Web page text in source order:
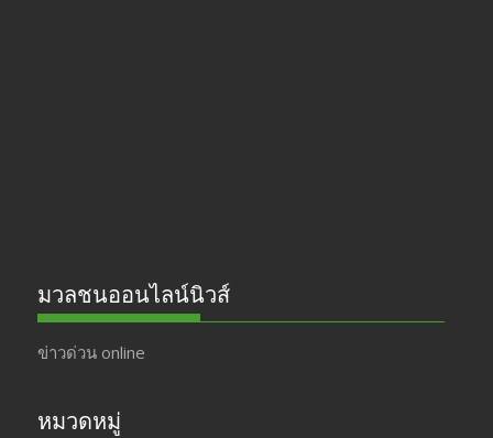
มวลชนออนไลน์นิวส์
ข่าวด่วน online
หมวดหมู่